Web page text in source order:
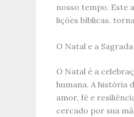
nosso tempo. Este
lições bíblicas,
O Natal e a
O Natal é a
humana. A história
amor, fé e
cercado por sua